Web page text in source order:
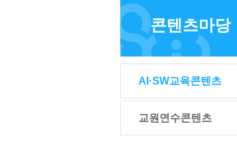
콘텐츠마당
AI·SW교육콘텐츠
교원연수콘텐츠